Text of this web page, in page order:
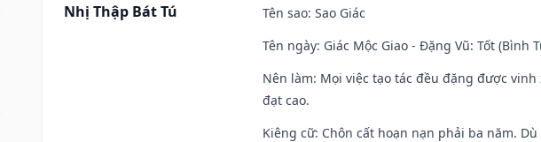
Nhị Thập Bát Tú Tên sao: Sao Giác
Tên ngày: Giác Mộc Giao - Đặng Vũ: Tốt
Nên làm: Mọi việc tạo tác đều đặng được
đạt cao.
Kiêng cữ: Chôn cất hoạn nạn phải ba năm.